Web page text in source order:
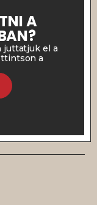
A
juttatjuk el a
a